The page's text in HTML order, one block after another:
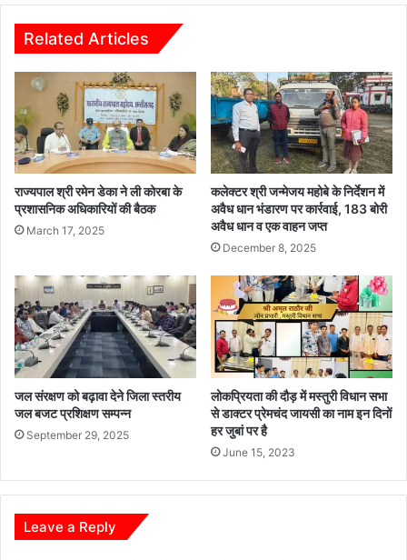
की
दि
ई
श
प
थ
ब
चा
के
लि
ए
कि
या
ग
या
ड्रि
ल
Related Articles
राज्यपाल श्री रमेन डेका ने ली कोरबा के
प्रशासनिक अधिकारियों की बैठक
March 17, 2025
कलेक्टर श्री जन्मेजय महोबे के निर्देशन में
अवैध धान भंडारण पर कार्रवाई, 183 बोरी
अवैध धान व एक वाहन जप्त
December 8, 2025
जल संरक्षण को बढ़ावा देने जिला स्तरीय
जल बजट प्रशिक्षण सम्पन्न
September 29, 2025
लोकप्रियता की दौड़ में मस्तुरी विधान सभा
से डाक्टर प्रेमचंद जायसी का नाम इन दिनों
हर जुबां पर है
June 15, 2023
Leave a Reply